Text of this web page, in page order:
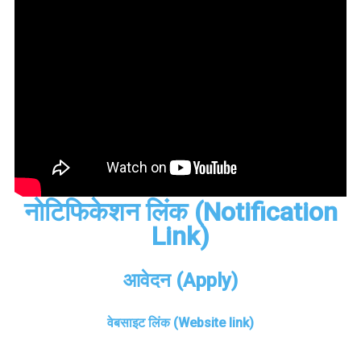
नोटिफिकेशन लिंक (Notification
Link)
आवेदन (Apply)
वेबसाइट लिंक (Website link)